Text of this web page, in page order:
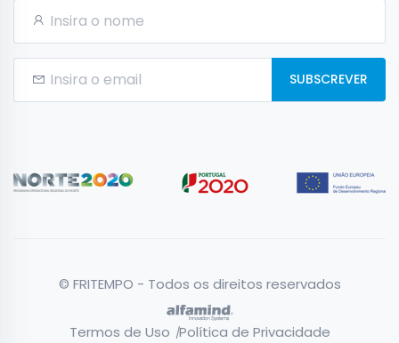
SUBSCREVER
© FRITEMPO - Todos os direitos reservados
Termos de Uso Política de Privacidade